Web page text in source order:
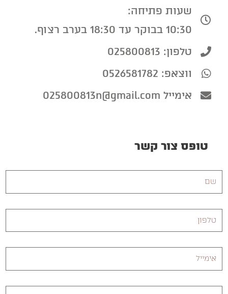
שעות פתיחה:
10:30 בבוקר עד 18:30 בערב רצוף.
טלפון: 025800813
ווצאפ: 0526581782
אימייל 025800813n@gmail.com
טופס צור קשר